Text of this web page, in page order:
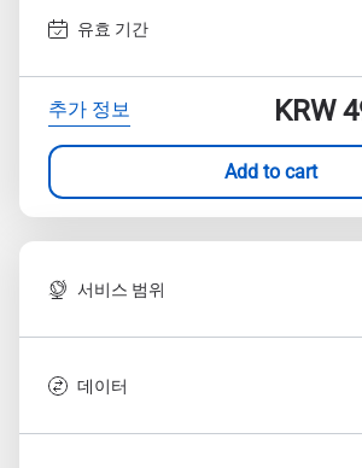
유효 기간
추가 정보 KRW
Add to cart
서비스 범위
데이터